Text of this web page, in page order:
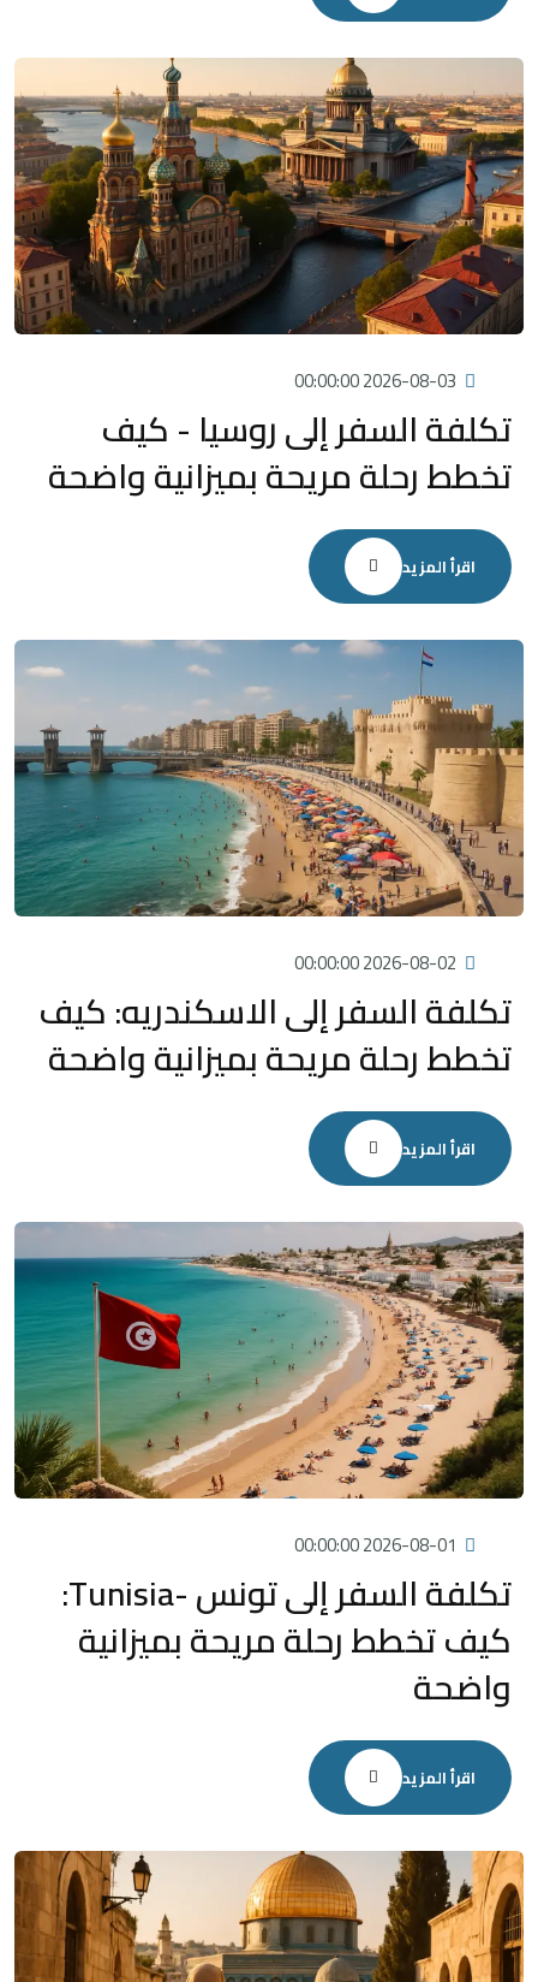
2026-08-03 00:00:00
تكلفة السفر إلى روسيا - كيف
تخطط رحلة مريحة بميزانية واضحة
اقرأ المزيد
2026-08-02 00:00:00
تكلفة السفر إلى الاسكندريه: كيف
تخطط رحلة مريحة بميزانية واضحة
اقرأ المزيد
2026-08-01 00:00:00
تكلفة السفر إلى تونس -Tunisia:
كيف تخطط رحلة مريحة بميزانية
واضحة
اقرأ المزيد